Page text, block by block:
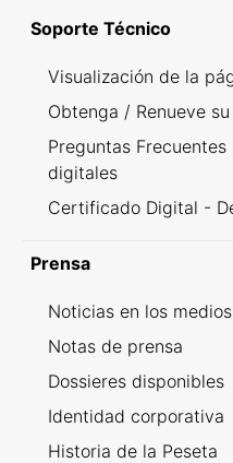
Soporte Técnico
Visualización de la
Obtenga / Renueve
Preguntas
digitales
Certificado Digital -
Prensa
Noticias en los medios
Notas de prensa
Dossieres disponibles
Identidad corporativa
Historia de la Peseta